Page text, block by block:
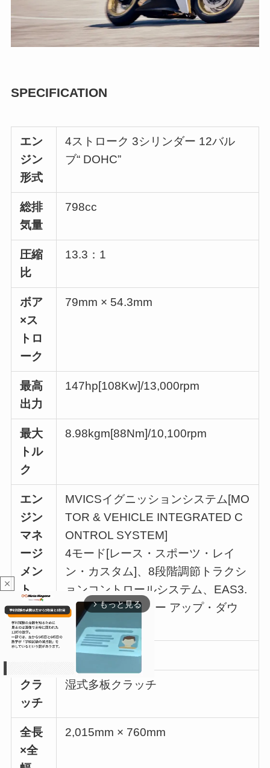
SPECIFICATION
エン
ジン
形式
4ストローク 3シリンダー 12バル
ブ“ DOHC”
総排
気量
798cc
圧縮
比
13.3：1
ボア
×ス
トロ
ーク
79mm × 54.3mm
最高
出力
147hp[108Kw]/13,000rpm
最大
トル
ク
8.98kgm[88Nm]/10,100rpm
エン
ジン
マネ
ージ
メン
ト
MVICSイグニッションシステム[MO
TOR & VEHICLE INTEGRATED C
ONTROL SYSTEM]
4モード[レース・スポーツ・レイ
ン・カスタム]、8段階調節トラクシ
ョンコントロールシステム、EAS3.
0[クイックシフター アップ・ダウ
ン]
6速
クラ
ッチ
湿式多板クラッチ
全長
×全
2,015mm × 760mm
close
arrow_forward_ios もっと見る
t